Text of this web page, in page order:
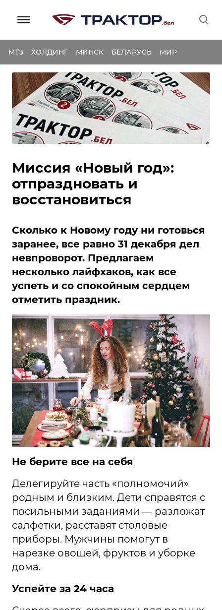
МТЗ ХОЛДИНГ МИНСК БЕЛАРУСЬ МИР
Миссия «Новый год»:
отпраздновать и
восстановиться
Сколько к Новому году ни готовься
заранее, все равно 31 декабря дел
невпроворот. Предлагаем
несколько лайфхаков, как все
успеть и со спокойным сердцем
отметить праздник.
Не берите все на себя
Делегируйте часть «полномочий»
родным и близким. Дети справятся с
посильными заданиями — разложат
салфетки, расставят столовые
приборы. Мужчины помогут в
нарезке овощей, фруктов и уборке
дома.
Успейте за 24 часа